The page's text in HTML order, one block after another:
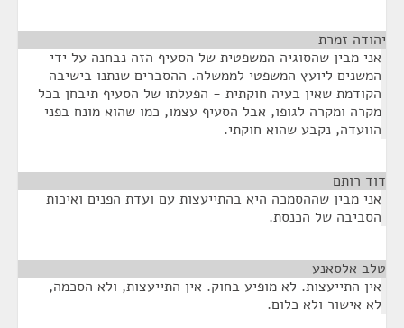
יהודה זמרת
אני מבין שהסוגיה המשפטית של הסעיף הזה נבחנה על ידי
המשנים ליועץ המשפטי לממשלה. ההסברים שנתנו בישיבה
הקודמת שאין בעיה חוקתית - הפעלתו של הסעיף תיבחן בכל
מקרה ומקרה לגופו, אבל הסעיף עצמו, כמו שהוא מונח בפני
הוועדה, נקבע שהוא חוקתי.
דוד רותם
אני מבין שההסמכה היא בהתייעצות עם ועדת הפנים ואיכות
הסביבה של הכנסת.
טלב אלסאנע
אין התייעצות. לא מופיע בחוק. אין התייעצות, ולא הסכמה,
לא אישור ולא כלום.